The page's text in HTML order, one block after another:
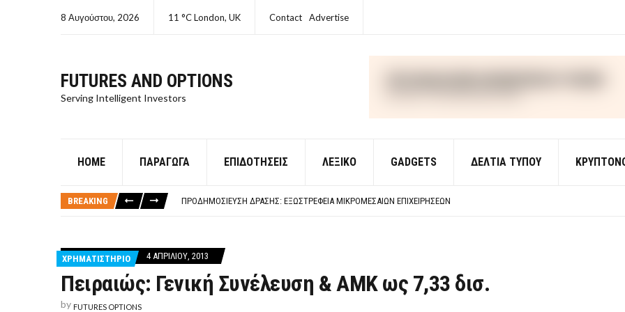
8 Αυγούστου, 2026 11 °C London, UK Contact Advertise
FUTURES AND OPTIONS
Serving Intelligent Investors
HOME ΠΑΡΆΓΩΓΑ ΕΠΙΔΟΤΉΣΕΙΣ ΛΕΞΙΚΌ GADGETS ΔΕΛΤΙΑ ΤΥΠΟΥ
BREAKING
ΠΡΟΔΗΜΟΣΊΕΥΣΗ ΔΡΆΣΗΣ: ΕΞΩΣΤΡΈΦΕΙΑ ΜΙΚΡΟΜΕΣΑΊΩΝ ΕΠΙΧΕΙΡΉΣΕΩΝ
ΤΑΜΕΊΟ ΜΙΚΡΟΠΙΣΤΏΣΕΩΝ ΣΥΧΝΈΣ ΕΡΩΤΉΣΕΙΣ ΑΠΑΝΤΉΣΕΙΣ
ΧΡΗΜΑΤΙΣΤΗΡΙΟ 4 ΑΠΡΙΛΊΟΥ, 2013
Πειραιώς: Γενική Συνέλευση & ΑΜΚ ως 7,33 δισ.
by FUTURES OPTIONS